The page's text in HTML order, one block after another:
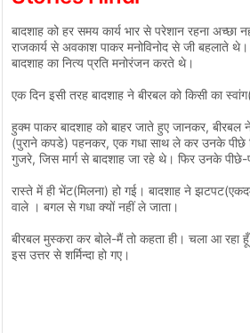
बादशाह को हर समय कार्य भार से परेशान रहना अच्छा
राजकार्य से अवकाश पाकर मनोविनोद से जी बहलाते
बादशाह का नित्य प्रति मनोरंजन करते थे।
एक दिन इसी तरह बादशाह ने बीरबल को किसी का
हुक्म पाकर बादशाह को बाहर जाते हुए जानकर, बीरबल
(पुराने कपडे) पहनकर, एक गधा साथ ले कर उनके पीछे
गुजरे, जिस मार्ग से बादशाह जा रहे थे। फिर उनके
रास्ते में ही भेंट(मिलना) हो गई। बादशाह ने
वाले । बगल से गधा क्यों नहीं ले जाता।
बीरबल मुस्करा कर बोले-मैं तो कहता ही। चला आ
इस उत्तर से शर्मिन्दा हो गए।